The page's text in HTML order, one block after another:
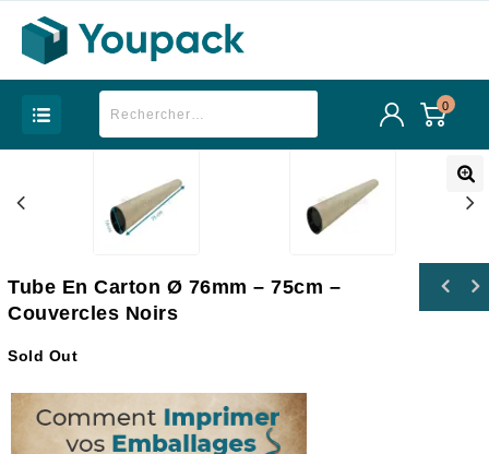
0
Tube En Carton Ø 76mm – 75cm –
Couvercles Noirs
Sold Out